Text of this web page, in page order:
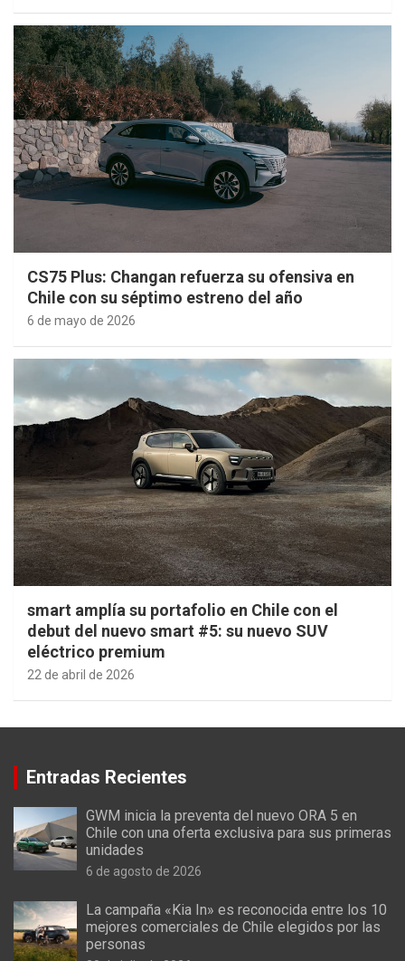
CS75 Plus: Changan refuerza su ofensiva en
Chile con su séptimo estreno del año
6 de mayo de 2026
smart amplía su portafolio en Chile con el
debut del nuevo smart #5: su nuevo SUV
eléctrico premium
22 de abril de 2026
Entradas Recientes
GWM inicia la preventa del nuevo ORA 5 en
Chile con una oferta exclusiva para sus primeras
unidades
6 de agosto de 2026
La campaña «Kia In» es reconocida entre los 10
mejores comerciales de Chile elegidos por las
personas